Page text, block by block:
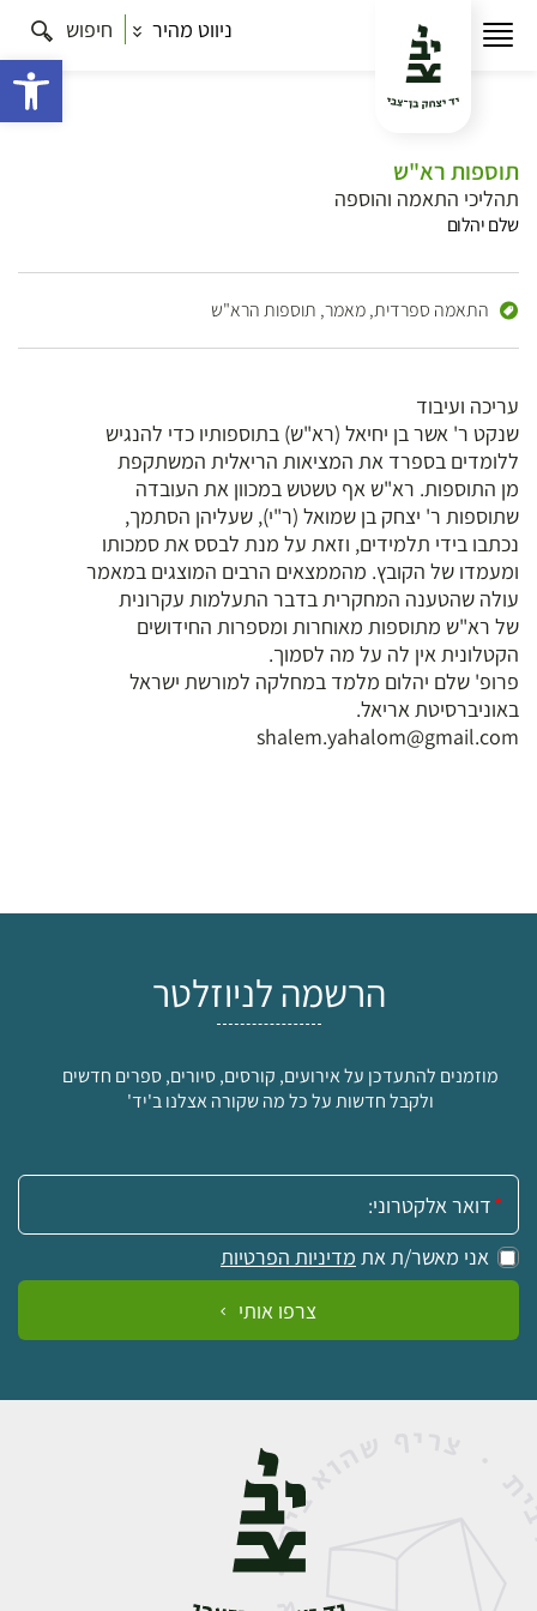
ניווט מהיר חיפוש
תוספות רא"ש
תהליכי התאמה והוספה
שלם יהלום
התאמה ספרדית,מאמר, תוספות הרא"ש
עריכה ועיבוד
שנקט ר' אשר בן יחיאל (רא"ש) בתוספותיו כדי להנגיש
ללומדים בספרד את המציאות הריאלית המשתקפת
מן התוספות. רא"ש אף טשטש במכוון את העובדה
שתוספות ר' יצחק בן שמואל (ר"י), שעליהן הסתמך,
נכתבו בידי תלמידים, וזאת על מנת לבסס את סמכותו
ומעמדו של הקובץ. מהממצאים הרבים המוצגים במאמר
עולה שהטענה המחקרית בדבר התעלמות עקרונית
של רא"ש מתוספות מאוחרות ומספרות החידושים
הקטלונית אין לה על מה לסמוך.
פרופ' שלם יהלום מלמד במחלקה למורשת ישראל
באוניברסיטת אריאל.
shalem.yahalom@gmail.com
הרשמה לניוזלטר
מוזמנים להתעדכן על אירועים, קורסים, סיורים, ספרים חדשים
ולקבל חדשות על כל מה שקורה אצלנו ב'יד'
אימייל:
אני מאשר/ת את מדיניות הפרטיות
צרפו אותי